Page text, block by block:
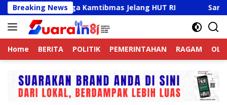
Langsung
ke
konten
Breaking News
Jaga Kamtibmas Jelang HUT RI Sambut HUT RI
Home BERITA POLITIK PEMERINTAHAN RAGAM